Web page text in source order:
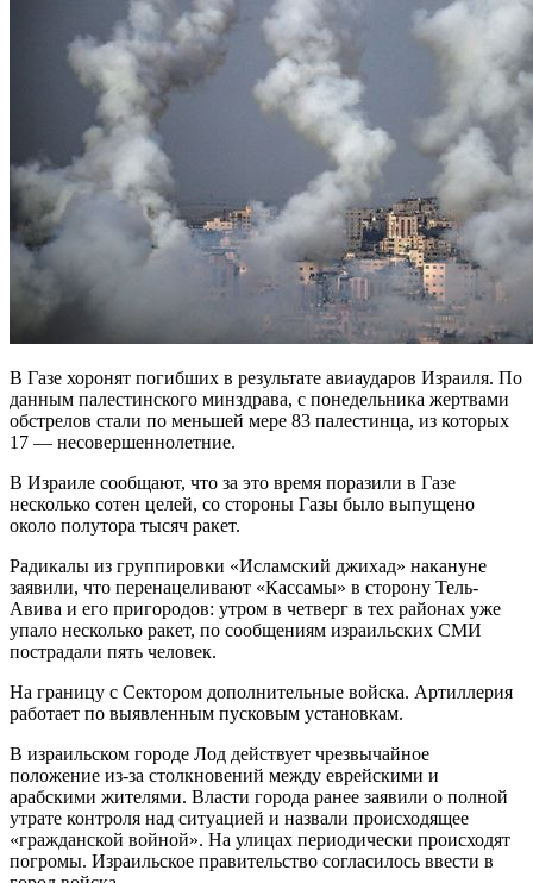
В Газе хоронят погибших в результате авиаударов Израиля. По
данным палестинского минздрава, с понедельника жертвами
обстрелов стали по меньшей мере 83 палестинца, из которых
17 — несовершеннолетние.
В Израиле сообщают, что за это время поразили в Газе
несколько сотен целей, со стороны Газы было выпущено
около полутора тысяч ракет.
Радикалы из группировки «Исламский джихад» накануне
заявили, что перенацеливают «Кассамы» в сторону Тель-
Авива и его пригородов: утром в четверг в тех районах уже
упало несколько ракет, по сообщениям израильских СМИ
пострадали пять человек.
На границу с Сектором дополнительные войска. Артиллерия
работает по выявленным пусковым установкам.
В израильском городе Лод действует чрезвычайное
положение из-за столкновений между еврейскими и
арабскими жителями. Власти города ранее заявили о полной
утрате контроля над ситуацией и назвали происходящее
«гражданской войной». На улицах периодически происходят
погромы. Израильское правительство согласилось ввести в